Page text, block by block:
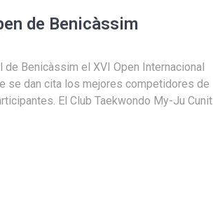
de Benicàssim
Benicàssim el XVI Open Internacional
se dan cita los mejores competidores de
El Club Taekwondo My-Ju Cunit